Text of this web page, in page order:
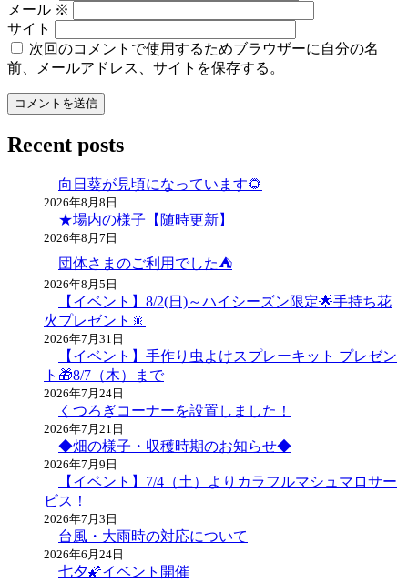
メール ※
サイト
次回のコメントで使用するためブラウザーに自分の名
前、メールアドレス、サイトを保存する。
Recent posts
向日葵が見頃になっています🌻
2026年8月8日
★場内の様子【随時更新】
2026年8月7日
団体さまのご利用でした⛺
2026年8月5日
【イベント】8/2(日)～ハイシーズン限定🌟手持ち花
火プレゼント🎇
2026年7月31日
【イベント】手作り虫よけスプレーキット プレゼン
ト🎁8/7（木）まで
2026年7月24日
くつろぎコーナーを設置しました！
2026年7月21日
◆畑の様子・収穫時期のお知らせ◆
2026年7月9日
【イベント】7/4（土）よりカラフルマシュマロサー
ビス！
2026年7月3日
台風・大雨時の対応について
2026年6月24日
七夕🌠イベント開催